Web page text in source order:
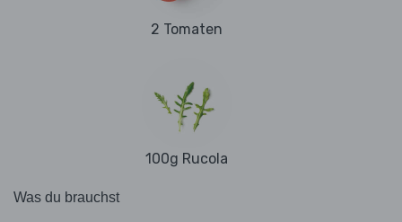
2 Tomaten
100g Rucola
Was du brauchst